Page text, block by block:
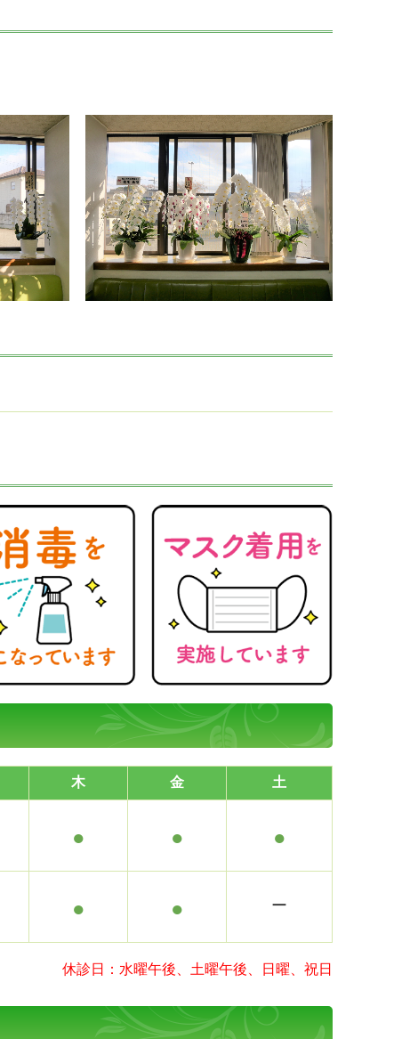
木 金 土
● ● ●
● ● ー
休診日：水曜午後、土曜午後、日曜、祝日